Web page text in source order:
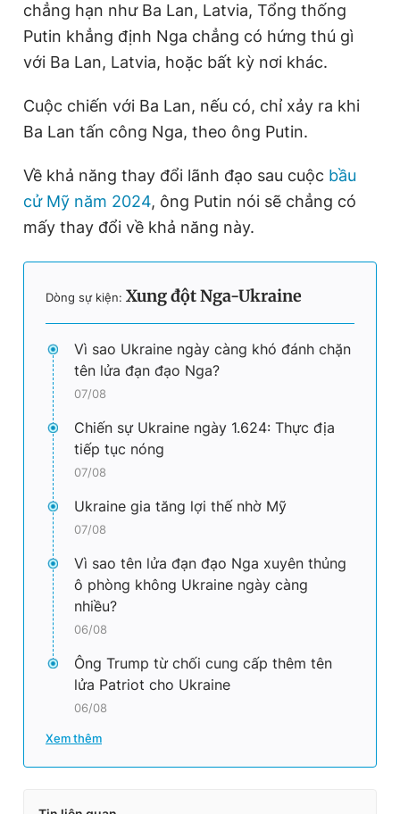
t
T
m
e
o
n
chẳng hạn như Ba Lan, Latvia, Tổng thống
Putin khẳng định Nga chẳng có hứng thú gì
với Ba Lan, Latvia, hoặc bất kỳ nơi khác.
Cuộc chiến với Ba Lan, nếu có, chỉ xảy ra khi
Ba Lan tấn công Nga, theo ông Putin.
Về khả năng thay đổi lãnh đạo sau cuộc bầu
cử Mỹ năm 2024, ông Putin nói sẽ chẳng có
mấy thay đổi về khả năng này.
Dòng sự kiện: Xung đột Nga-Ukraine
Vì sao Ukraine ngày càng khó đánh chặn
tên lửa đạn đạo Nga?
07/08
Chiến sự Ukraine ngày 1.624: Thực địa
tiếp tục nóng
07/08
Ukraine gia tăng lợi thế nhờ Mỹ
07/08
Vì sao tên lửa đạn đạo Nga xuyên thủng
ô phòng không Ukraine ngày càng
nhiều?
06/08
Ông Trump từ chối cung cấp thêm tên
lửa Patriot cho Ukraine
06/08
Xem thêm